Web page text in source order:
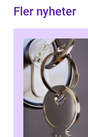
Fler nyheter